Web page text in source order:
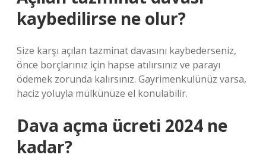
kaybedilirse ne olur?
Size karşı açılan tazminat davasını kaybederseniz,
önce borçlarınız için hapse atılırsınız ve parayı
ödemek zorunda kalırsınız. Gayrimenkulünüz varsa,
haciz yoluyla mülkünüze el konulabilir.
Dava açma ücreti 2024 ne
kadar?